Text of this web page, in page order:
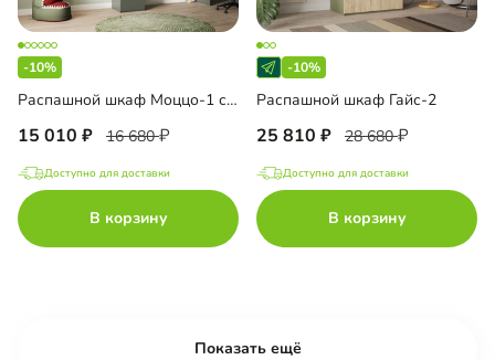
-10%
Распашной шкаф Моццо-1 с антресолью
15 010 16 680
Доступно для доставки
В корзину
-10%
Распашной шкаф Гайс-2
25 810 28 680
Доступно для доставки
В корзину
Показать ещё